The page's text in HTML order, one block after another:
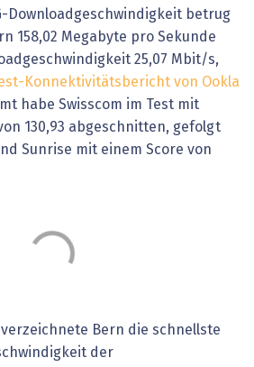
Downloadgeschwindigkeit betrug
158,02 Megabyte pro Sekunde
25,07 Mbit/s,
Konnektivitätsbericht von Ookla
habe Swisscom im Test mit
130,93 abgeschnitten, gefolgt
Sunrise mit einem Score von
Bern die schnellste
der